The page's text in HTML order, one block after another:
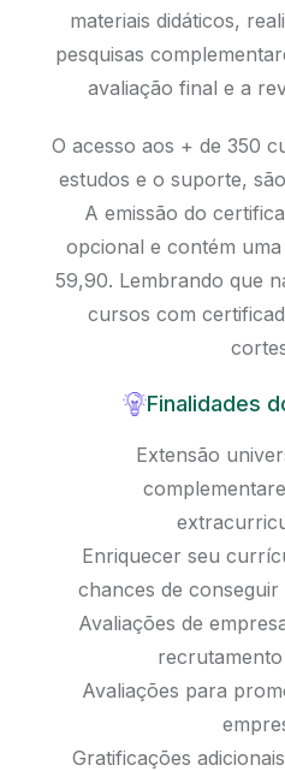
materiais didáticos,
pesquisas
avaliação final e a
O acesso aos + de 350
estudos e o suporte,
A emissão do
opcional e contém
59,90. Lembrando que
cursos com
Finalidades
Extensão
Enriquecer seu
chances de
Avaliações de
Avaliações para
Gratificações